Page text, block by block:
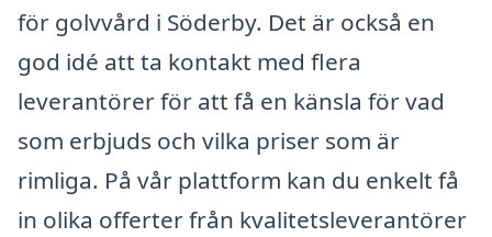
för golvvård i Söderby. Det är också en
god idé att ta kontakt med flera
leverantörer för att få en känsla för vad
som erbjuds och vilka priser som är
rimliga. På vår plattform kan du enkelt få
in olika offerter från kvalitetsleverantörer